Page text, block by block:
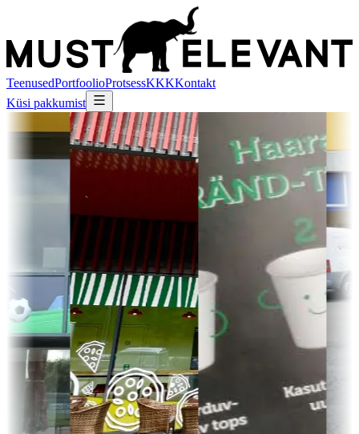
TeenusedPortfoolioProtsessKKKKontakt
Küsi pakkumist